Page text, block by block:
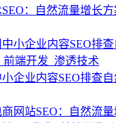
：自然流量增长
企业内容SEO排查